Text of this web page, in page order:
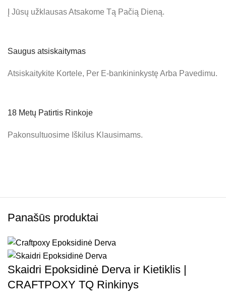
Į Jūsų užklausas Atsakome Tą Pačią Dieną.
Saugus atsiskaitymas
Atsiskaitykite Kortele, Per E-bankininkystę Arba Pavedimu.
18 Metų Patirtis Rinkoje
Pakonsultuosime Iškilus Klausimams.
Panašūs produktai
Skaidri Epoksidinė Derva ir Kietiklis |
CRAFTPOXY TQ Rinkinys